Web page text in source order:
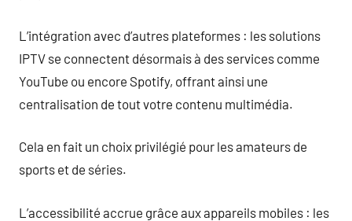
L’intégration avec d’autres plateformes : les solutions
IPTV se connectent désormais à des services comme
YouTube ou encore Spotify, offrant ainsi une
centralisation de tout votre contenu multimédia.
Cela en fait un choix privilégié pour les amateurs de
sports et de séries.
L’accessibilité accrue grâce aux appareils mobiles : les